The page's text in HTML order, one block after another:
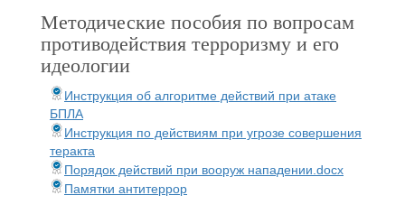
Методические пособия по вопросам
противодействия терроризму и его
идеологии
Инструкция об алгоритме действий при атаке
БПЛА
Инструкция по действиям при угрозе совершения
теракта
Порядок действий при вооруж нападении.docx
Памятки антитеррор